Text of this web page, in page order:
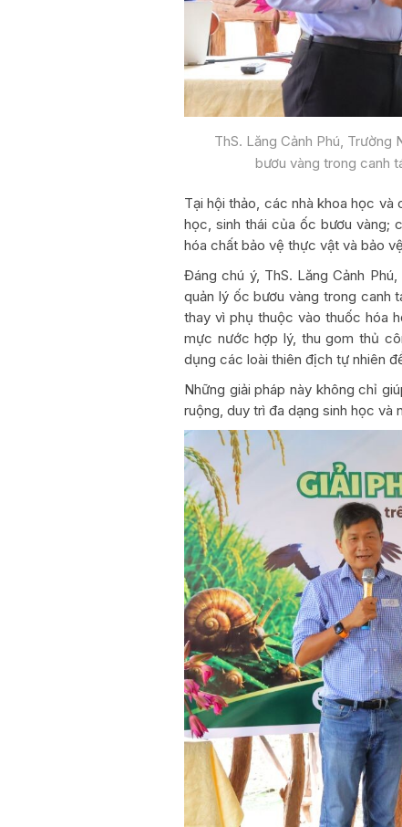
ThS. Lăng Cảnh Phú,
bươu vàng trong canh
Tại hội thảo, các nhà khoa học và
học, sinh thái của ốc bươu vàng;
hóa chất bảo vệ thực vật và bảo
Đáng chú ý, ThS. Lăng Cảnh
quản lý ốc bươu vàng trong canh
thay vì phụ thuộc vào thuốc hóa
mực nước hợp lý, thu gom thủ
dụng các loài thiên địch tự nhiên
Những giải pháp này không chỉ
ruộng, duy trì đa dạng sinh học và